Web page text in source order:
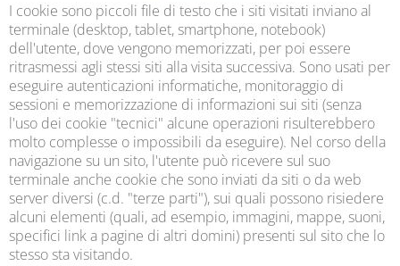
I cookie sono piccoli file di testo che i siti visitati inviano al
terminale (desktop, tablet, smartphone, notebook)
dell'utente, dove vengono memorizzati, per poi essere
ritrasmessi agli stessi siti alla visita successiva. Sono usati per
eseguire autenticazioni informatiche, monitoraggio di
sessioni e memorizzazione di informazioni sui siti (senza
l'uso dei cookie "tecnici" alcune operazioni risulterebbero
molto complesse o impossibili da eseguire). Nel corso della
navigazione su un sito, l'utente può ricevere sul suo
terminale anche cookie che sono inviati da siti o da web
server diversi (c.d. "terze parti"), sui quali possono risiedere
alcuni elementi (quali, ad esempio, immagini, mappe, suoni,
specifici link a pagine di altri domini) presenti sul sito che lo
stesso sta visitando.